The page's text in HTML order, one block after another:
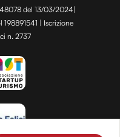
del 13/03/2024|
198891541 | Iscrizione
n. 2737